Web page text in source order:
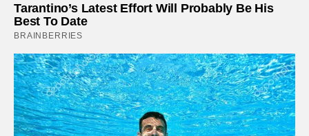
Tarantino’s Latest Effort Will Probably Be His
Best To Date
BRAINBERRIES